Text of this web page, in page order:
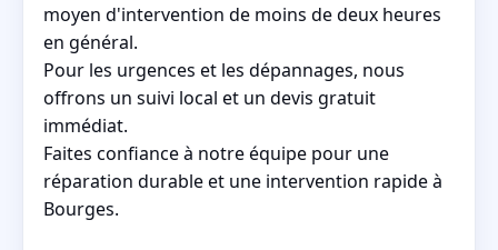
moyen d'intervention de moins de deux heures
en général.
Pour les urgences et les dépannages, nous
offrons un suivi local et un devis gratuit
immédiat.
Faites confiance à notre équipe pour une
réparation durable et une intervention rapide à
Bourges.